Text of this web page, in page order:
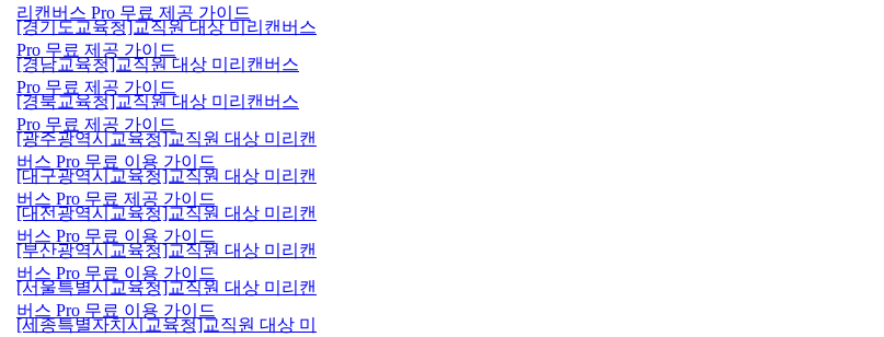
리캔버스 Pro 무료 제공 가이드
[경기도교육청]교직원 대상 미리캔버스
Pro 무료 제공 가이드
[경남교육청]교직원 대상 미리캔버스
Pro 무료 제공 가이드
[경북교육청]교직원 대상 미리캔버스
Pro 무료 제공 가이드
[광주광역시교육청]교직원 대상 미리캔
버스 Pro 무료 이용 가이드
[대구광역시교육청]교직원 대상 미리캔
버스 Pro 무료 제공 가이드
[대전광역시교육청]교직원 대상 미리캔
버스 Pro 무료 이용 가이드
[부산광역시교육청]교직원 대상 미리캔
버스 Pro 무료 이용 가이드
[서울특별시교육청]교직원 대상 미리캔
버스 Pro 무료 이용 가이드
[세종특별자치시교육청]교직원 대상 미